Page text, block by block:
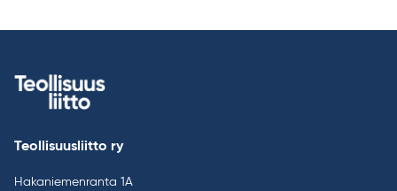
Teollisuusliitto ry
Hakaniemenranta 1A